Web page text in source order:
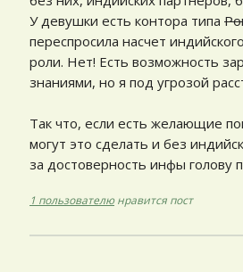
У девушки есть контора типа
переспросила насчет
роли. Нет! Есть возможность
знаниями, но я под угрозой
Так что, если есть желающие
могут это сделать и без
за достоверность инфы голову
1 пользователюнравится пост